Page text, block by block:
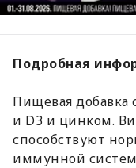
Подробная
Пищевая
и D3 и цинком.
способствуют
иммунной